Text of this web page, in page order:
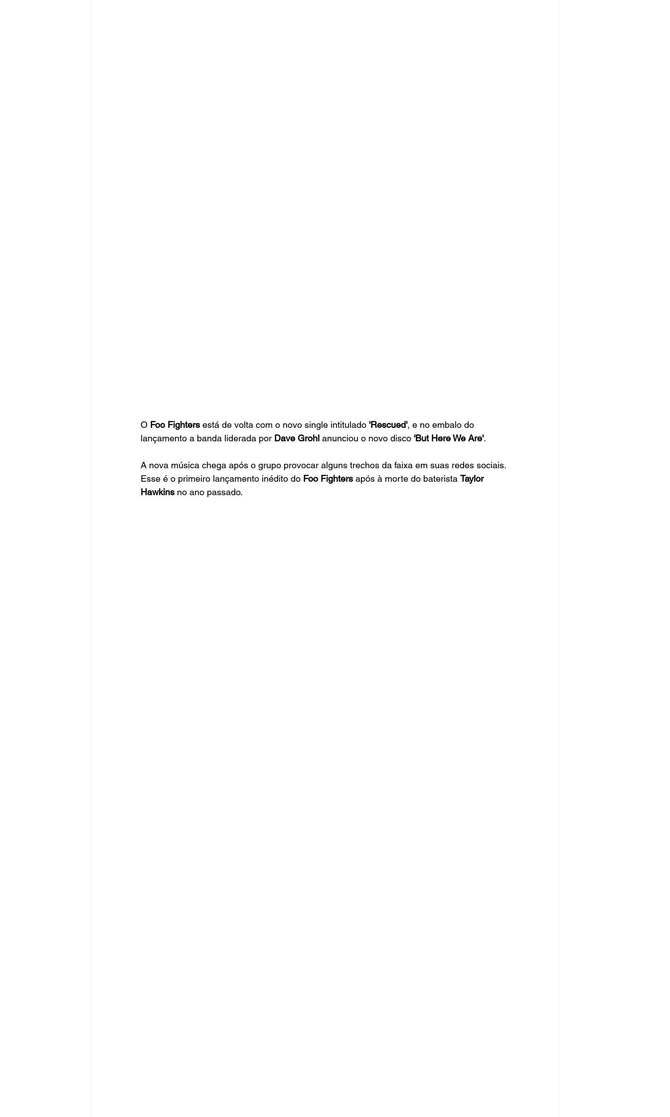
O Foo Fighters está de volta com o novo single intitulado 'Rescued', e no embalo do
lançamento a banda liderada por Dave Grohl anunciou o novo disco 'But Here We Are'.
A nova música chega após o grupo provocar alguns trechos da faixa em suas redes sociais.
Esse é o primeiro lançamento inédito do Foo Fighters após à morte do baterista Taylor
Hawkins no ano passado.